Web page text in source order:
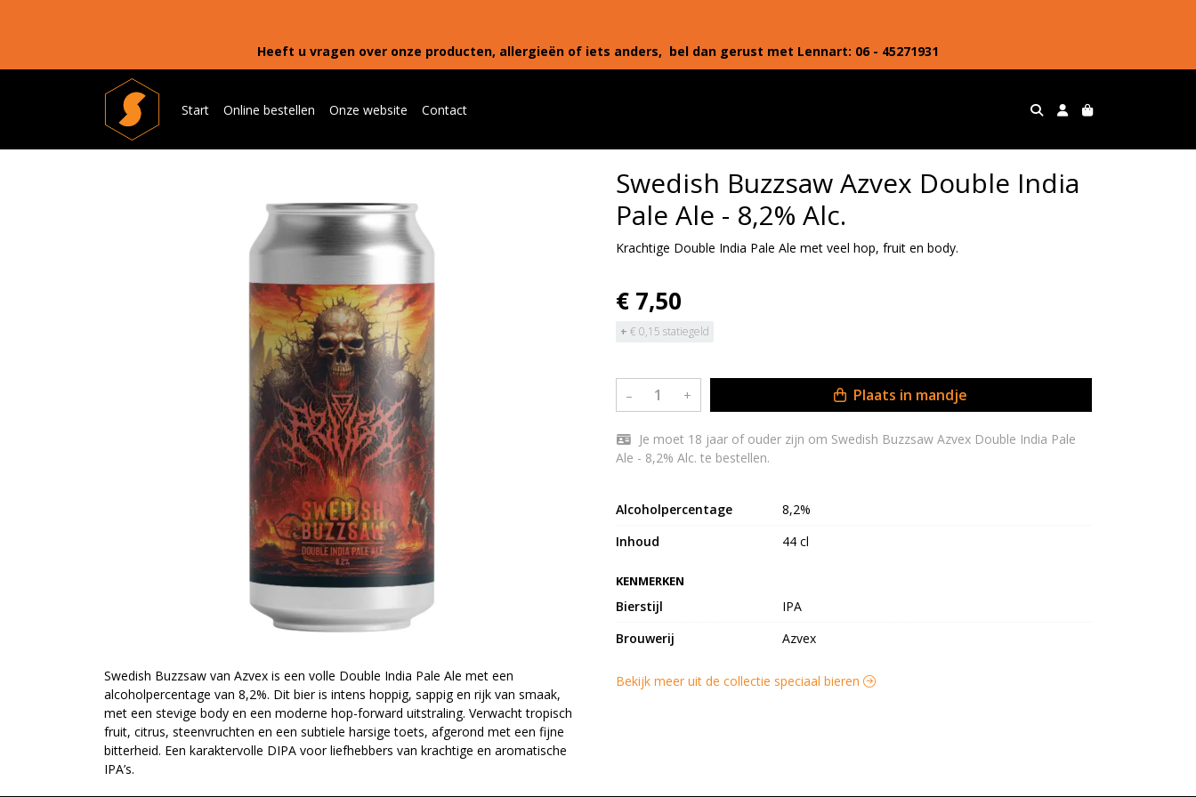
Heeft u vragen over onze producten, allergieën of iets anders, bel dan gerust met Lennart: 06 - 45271931
Start Online bestellen Onze website Contact
Swedish Buzzsaw van Azvex is een volle Double India Pale Ale met een
alcoholpercentage van 8,2%. Dit bier is intens hoppig, sappig en rijk van smaak,
met een stevige body en een moderne hop-forward uitstraling. Verwacht tropisch
fruit, citrus, steenvruchten en een subtiele harsige toets, afgerond met een fijne
bitterheid. Een karaktervolle DIPA voor liefhebbers van krachtige en aromatische
IPA’s.
Swedish Buzzsaw Azvex Double India
Pale Ale - 8,2% Alc.
Krachtige Double India Pale Ale met veel hop, fruit en body.
€ 7,50
+ € 0,15 statiegeld
– + Plaats in mandje
Ale - 8,2% Alc. te bestellen.
Alcoholpercentage
8,2%
Inhoud
44 cl
KENMERKEN
Bierstijl
IPA
Brouwerij
Azvex
Bekijk meer uit de collectie speciaal bieren